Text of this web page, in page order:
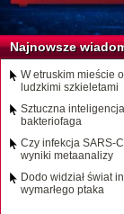
Najnowsze
W etruskim mieście
ludzkimi szkieletami
Sztuczna
bakteriofaga
Czy infekcja SARS-
wyniki metaanalizy
Dodo widział świat
wymarłego ptaka